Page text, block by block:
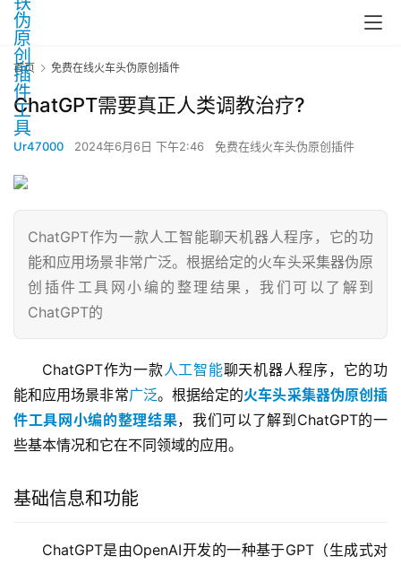
首页 免费在线火车头伪原创插件
ChatGPT需要真正人类调教治疗?
Ur47000 2024年6月6日 下午2:46 免费在线火车头伪原创插件
ChatGPT作为一款人工智能聊天机器人程序，它的功
能和应用场景非常广泛。根据给定的火车头采集器伪原
创插件工具网小编的整理结果，我们可以了解到
ChatGPT的
ChatGPT作为一款人工智能聊天机器人程序，它的功
能和应用场景非常广泛。根据给定的火车头采集器伪原创插
件工具网小编的整理结果，我们可以了解到ChatGPT的一
些基本情况和它在不同领域的应用。
基础信息和功能
ChatGPT是由OpenAI开发的一种基于GPT（生成式对